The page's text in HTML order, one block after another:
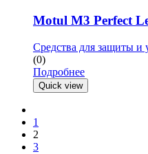
Motul M3 Perfect
Средства для защиты и
(0)
Подробнее
Quick view
1
2
3